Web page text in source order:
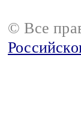
© Все